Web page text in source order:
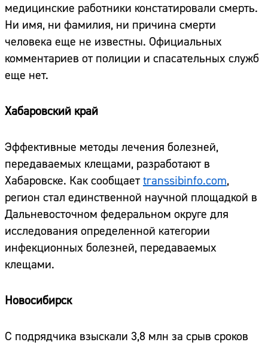
медицинские работники констатировали смерть.
Ни имя, ни фамилия, ни причина смерти
человека еще не известны. Официальных
комментариев от полиции и спасательных служб
еще нет.
Хабаровский край
Эффективные методы лечения болезней,
передаваемых клещами, разработают в
Хабаровске. Как сообщаетtranssibinfo.com,
регион стал единственной научной площадкой в
Дальневосточном федеральном округе для
исследования определенной категории
инфекционных болезней, передаваемых
клещами.
Новосибирск
С подрядчика взыскали 3,8 млн за срыв сроков